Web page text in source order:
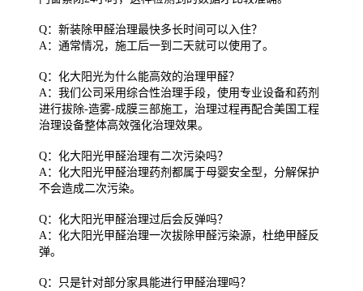
Q：新装除甲醛治理最快多长时间可以入住？
A：通常情况，施工后一到二天就可以使用了。
Q：化大阳光为什么能高效的治理甲醛？
A：我们公司采用综合性治理手段，使用专业设备和药剂
进行拔除-造雾-成膜三部施工，治理过程再配合美国工程
治理设备整体高效强化治理效果。
Q：化大阳光甲醛治理有二次污染吗？
A：化大阳光甲醛治理药剂都属于母婴安全型，分解保护
不会造成二次污染。
Q：化大阳光甲醛治理过后会反弹吗？
A：化大阳光甲醛治理一次拔除甲醛污染源，杜绝甲醛反
弹。
Q：只是针对部分家具能进行甲醛治理吗？